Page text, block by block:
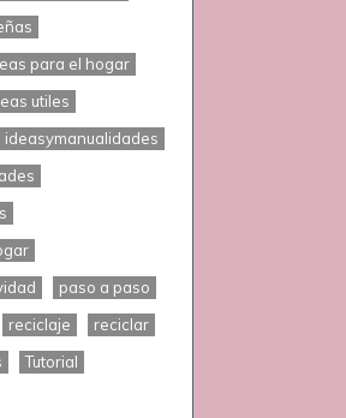
para el hogar
utiles
ideasymanualidades
paso a paso
reciclaje
reciclar
Tutorial